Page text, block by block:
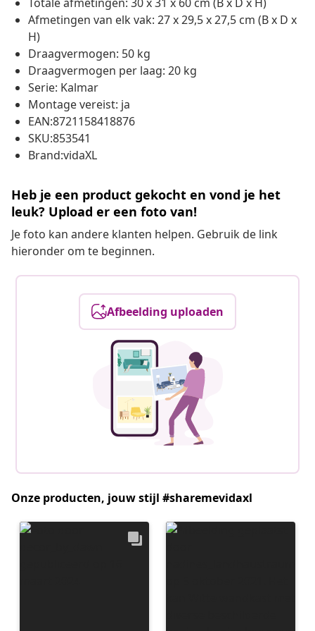
Afmetingen van elk vak: 27 x 29,5 x 27,5 cm (B x D x
H)
Draagvermogen: 50 kg
Draagvermogen per laag: 20 kg
Serie: Kalmar
Montage vereist: ja
EAN:8721158418876
SKU:853541
Brand:vidaXL
Heb je een product gekocht en vond je het
leuk? Upload er een foto van!
Je foto kan andere klanten helpen. Gebruik de link
hieronder om te beginnen.
Afbeelding uploaden
Onze producten, jouw stijl #sharemevidaxl